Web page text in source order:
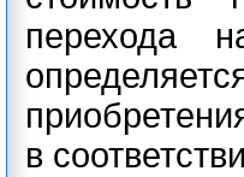
перехода
в